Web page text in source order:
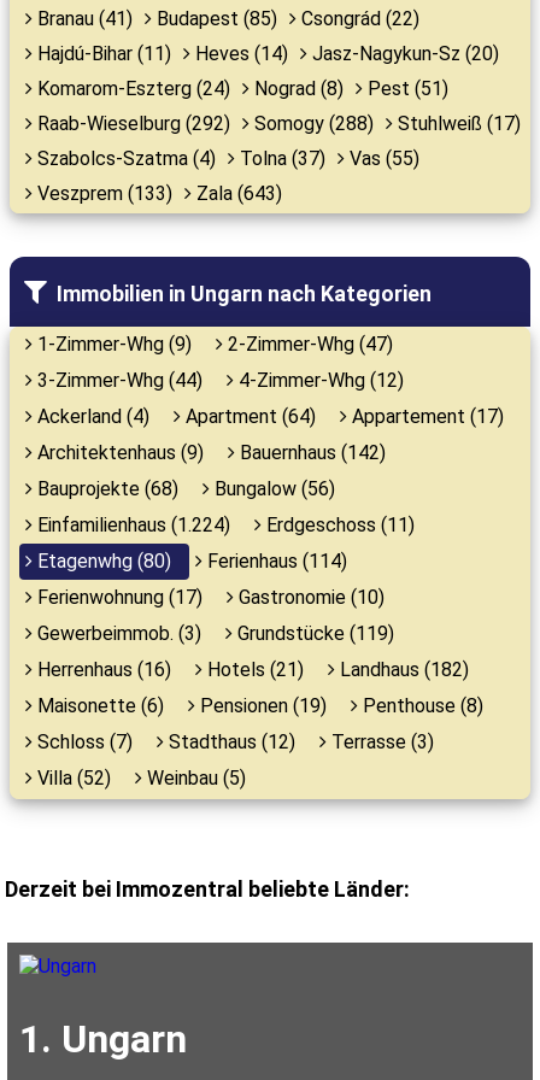
Branau (41) Budapest (85)
Csongrád (22)
Hajdú-Bihar (11)
Heves (14)
Jasz-Nagykun-Sz (20)
Komarom-Eszterg (24)
Nograd (8)
Pest (51)
Raab-Wieselburg (292)
Somogy (288)
Stuhlweiß (17)
Szabolcs-Szatma (4)
Tolna (37)
Vas (55)
Veszprem (133)
Zala (643)
Immobilien in Ungarn nach Kategorien
1-Zimmer-Whg (9)
2-Zimmer-Whg (47)
3-Zimmer-Whg (44)
4-Zimmer-Whg (12)
Ackerland (4)
Apartment (64)
Appartement (17)
Architektenhaus (9)
Bauernhaus (142)
Bauprojekte (68)
Bungalow (56)
Einfamilienhaus (1.224)
Erdgeschoss (11)
Etagenwhg (80)
Ferienhaus (114)
Ferienwohnung (17)
Gastronomie (10)
Gewerbeimmob. (3)
Grundstücke (119)
Herrenhaus (16)
Hotels (21)
Landhaus (182)
Maisonette (6)
Pensionen (19)
Penthouse (8)
Schloss (7)
Stadthaus (12)
Terrasse (3)
Villa (52)
Weinbau (5)
Derzeit bei Immozentral beliebte Länder:
1. Ungarn